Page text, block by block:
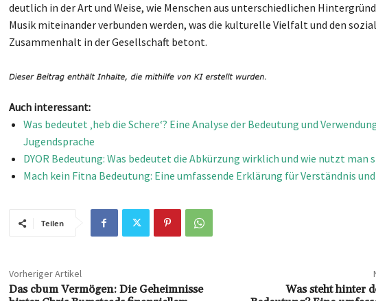
deutlich in der Art und Weise, wie Menschen aus unterschiedlichen
Musik miteinander verbunden werden, was die kulturelle Vielfalt und den
Zusammenhalt in der Gesellschaft betont.
Auch interessant:
Was bedeutet ‚heb die Schere‘? Eine Analyse der Bedeutung und
Jugendsprache
DYOR Bedeutung: Was bedeutet die Abkürzung wirklich und wie nutzt man
Mach kein Fitna Bedeutung: Eine umfassende Erklärung für Verständnis
Teilen
Vorheriger Artikel
Das cbum Vermögen: Die Geheimnisse
Was steht hinter